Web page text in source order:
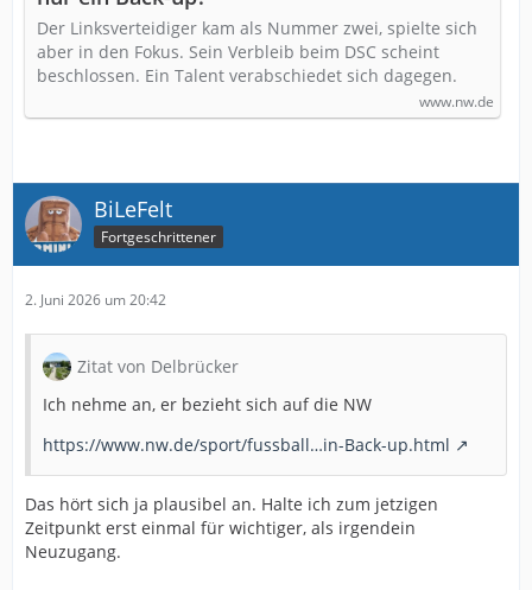
Der Linksverteidiger kam als Nummer zwei, spielte sich
aber in den Fokus. Sein Verbleib beim DSC scheint
beschlossen. Ein Talent verabschiedet sich dagegen.
www.nw.de
BiLeFelt
Fortgeschrittener
2. Juni 2026 um 20:42
Zitat von Delbrücker
Ich nehme an, er bezieht sich auf die NW
https://www.nw.de/sport/fussball…in-Back-up.html
Das hört sich ja plausibel an. Halte ich zum jetzigen
Zeitpunkt erst einmal für wichtiger, als irgendein
Neuzugang.